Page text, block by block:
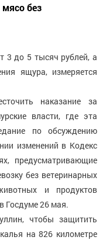
без
3 до 5 тысяч рублей, а
ящура, измеряется
наказание за
власти, где эта
по обсуждению
изменений в Кодекс
предусматривающие
без ветеринарных
и продуктов
Госдуме 26 мая.
чтобы защитить
на 826 километре